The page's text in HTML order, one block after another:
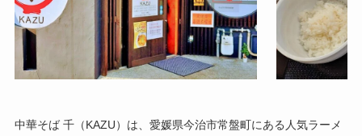
中華そば 千（KAZU）は、愛媛県今治市常盤町にある人気ラーメ